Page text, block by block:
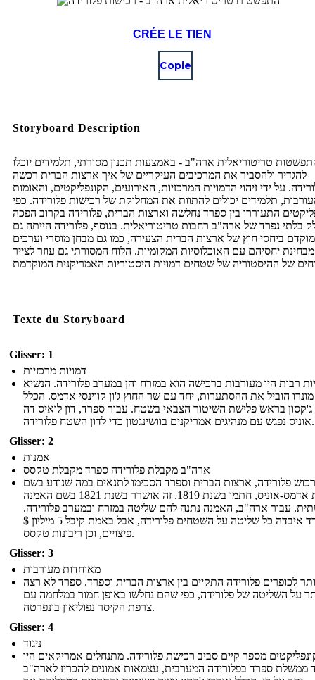
CRÉE LE TIEN
Copie
Storyboard Description
טריטוריאלית ארה"ב - באמצעות תכנון מסורתי, תלמידים יוכלו
להגדיר ולהסביר את המרכיבים העיקריים של איך ארצות הברית רכשה
על ידי זיהוי הדמויות המרכזיות, האירועים, הקונפליקטים, והאומות
תלמידים יכולים להתוות את המחלוקת של רכישות פלורידה. כפי
התעוררו בין ספרד נחלשה וארצות הברית, פלורידה בקרוב הפכה
בלתי נפרד של ארה"ב רחבות טריטוריאלית. בנוסף, פלורידה הייתה גם
ביחסי חוץ של ארצות הברית הצעירה, כמו גם מבחן מוסרי וערכים
מבחינת יחסיהם עם האוכלוסיות המקומיות. הלוח המסורתי גם עוזר לצייר
Texte du Storyboard
Glisser: 1
דמויות מרכזיות
רבות היו מעורבות ברכישה הוא במזרח והן במערב פלורידה. הנשיא
מונרו הוביל את ההסתערות, יחד עם שר החוץ ג'ון קווינסי אדמס. הכלל
ג'קסון בראש פלישת השיטור הצבאי בשטח. עבור ספרד, דון לואיס דה
אוניס נפגש עם מנהיגים אמריקנים בוושינגטון כדי לדון השטח פלורידה.
Glisser: 2
אמנות
ארה"ב מקבלת פלורידה ספרד מקבלת טקסס
פלורידה, ארצות הברית וספרד הסכימו לתנאים במה שנודע בשם
אמנת אדמס-אוניס, חתמו בשנת 1819. זה אושרר בשנת 1821 בשם האמנה
עבור ארה"ב, האמנה נתנה להם שליטה במזרח ובמערב פלורידה.
ספרד איבדה כל שליטה על השטחים פלורידה, אבל באמת קיבל 5 מיליון $
פיצויים, וכן ריבונות טקסס.
Glisser: 3
מאוחדות מעורבות
לכופרים פלורידה התקיים בין ארצות הברית וספרד. ספרד לא רצה
על השליטה של ​​פלורידה, כפי שהם נחלשו באופן חמור במלחמה עם
צרפת הקיסר נפוליאון בונפרטה.
Glisser: 4
ניגוד
מספר קיים סביב רכישת פלורידה. מתנחלים אמריקאים היו
ממשלת ספרד בפלורידה המערבית, עצמאות אמונים להכריז לארה"ב